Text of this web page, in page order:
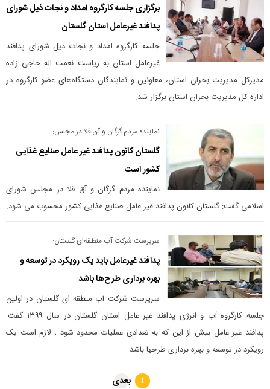
برگزاری جلسه کارگروه امداد و نجات ذیل شورای
پدافند غیرعامل استان گلستان
جلسه کارگروه امداد و نجات ذیل شورای پدافند
غیرعامل استان به ریاست نعمت اله حاجی زاده
مدیرکل مدیریت بحران استان، معاونین و نمایندگان دستگاه‌های عضو کارگروه در
اداره کل مدیریت بحران استان برگزار شد.
نماینده مردم گرگان و آق قلا در مجلس:
گلستان کانون پدافند غیر عامل صنایع غذایی
کشور است
نماینده مردم گرگان و آق قلا در مجلس شورای
اسلامی گفت: گلستان کانون پدافند غیر عامل صنایع غذایی کشور محسوب می شود.
سرپرست شرکت آب منطقه‌ای گلستان:
پدافند غیرعامل باید یک رویکرد در توسعه و
بهره برداری طرح‌ها باشد
سرپرست شرکت آب منطقه ای گلستان در اولین
جلسه کارگروه آب و انرژی پدافند غیر عامل استان گلستان در سال ۱۳۹۹ گفت:
پدافند غیر عامل بیش از این که به تعدادی عملیات محدود شود ، لازم است یک
رویکرد در توسعه و بهره برداری طرحها باشد.
۱ بعدی